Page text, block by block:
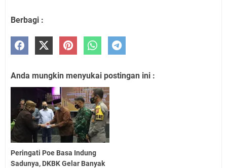
Berbagi :
Anda mungkin menyukai postingan ini :
Peringati Poe Basa Indung
Sadunya, DKBK Gelar Banyak